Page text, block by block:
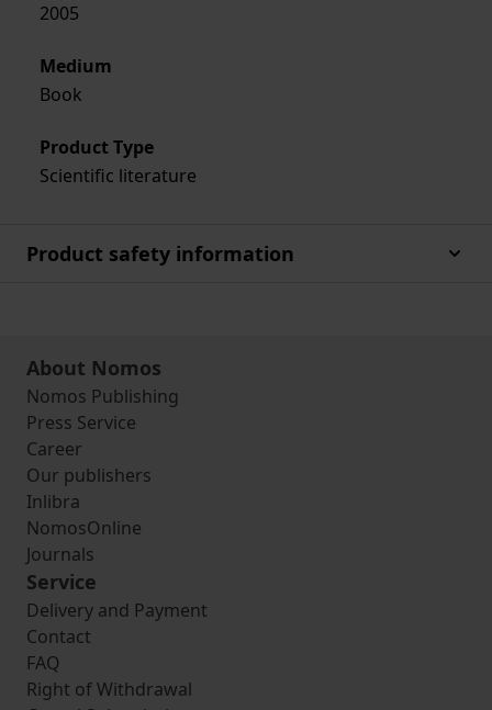
2005
Medium
Book
Product Type
Scientific literature
Product safety information
About Nomos
Nomos Publishing
Press Service
Career
Our publishers
Inlibra
NomosOnline
Journals
Service
Delivery and Payment
Contact
FAQ
Right of Withdrawal